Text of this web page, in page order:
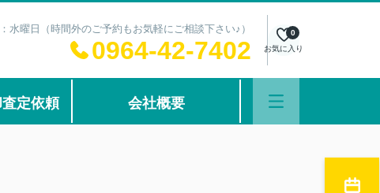
曜日（時間外のご予約もお気軽にご相談下さい♪）
0964-42-7402 お気に入り
0
査定依頼 会社概要